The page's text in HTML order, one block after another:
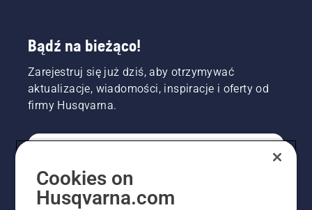
Bądź na bieżąco!
Zarejestruj się już dziś, aby otrzymywać
aktualizacje, wiadomości, inspiracje i oferty od
firmy Husqvarna.
PROFESJONALISTA
Cookies on
Husqvarna.com